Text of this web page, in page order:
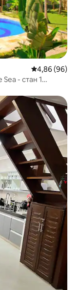
Просечна
4,86 (96)
- стан 1